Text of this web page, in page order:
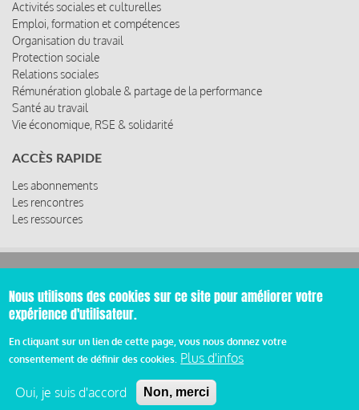
Activités sociales et culturelles
Emploi, formation et compétences
Organisation du travail
Protection sociale
Relations sociales
Rémunération globale & partage de la performance
Santé au travail
Vie économique, RSE & solidarité
ACCÈS RAPIDE
Les abonnements
Les rencontres
Les ressources
Pied
de
Nous utilisons des cookies sur ce site pour améliorer votre
expérience d'utilisateur.
En cliquant sur un lien de cette page, vous nous donnez votre
consentement de définir des cookies. Plus d'infos
Oui, je suis d'accord Non, merci